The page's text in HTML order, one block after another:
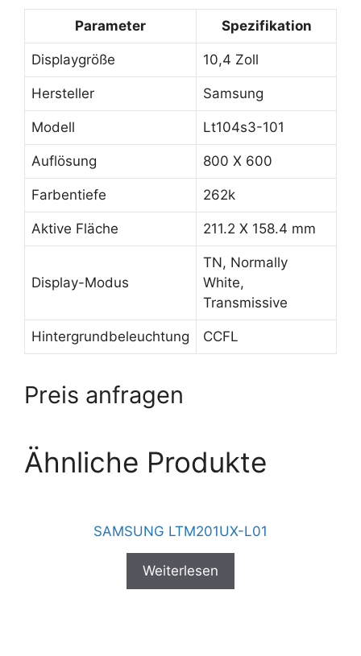
Parameter Spezifikation
Displaygröße 10,4 Zoll
Hersteller Samsung
Modell Lt104s3-101
Auflösung 800 X 600
Farbentiefe 262k
Aktive Fläche 211.2 X 158.4 mm
Display-Modus
TN, Normally
White,
Transmissive
Hintergrundbeleuchtung CCFL
Preis anfragen
Ähnliche Produkte
SAMSUNG LTM201UX-L01
Weiterlesen